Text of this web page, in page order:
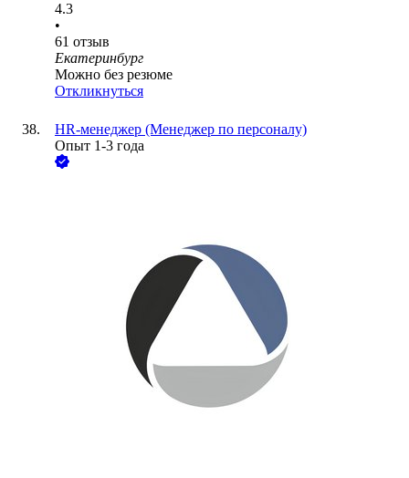
4.3
•
61 отзыв
Екатеринбург
Можно без резюме
Откликнуться
HR-менеджер (Менеджер по персоналу)
Опыт 1-3 года